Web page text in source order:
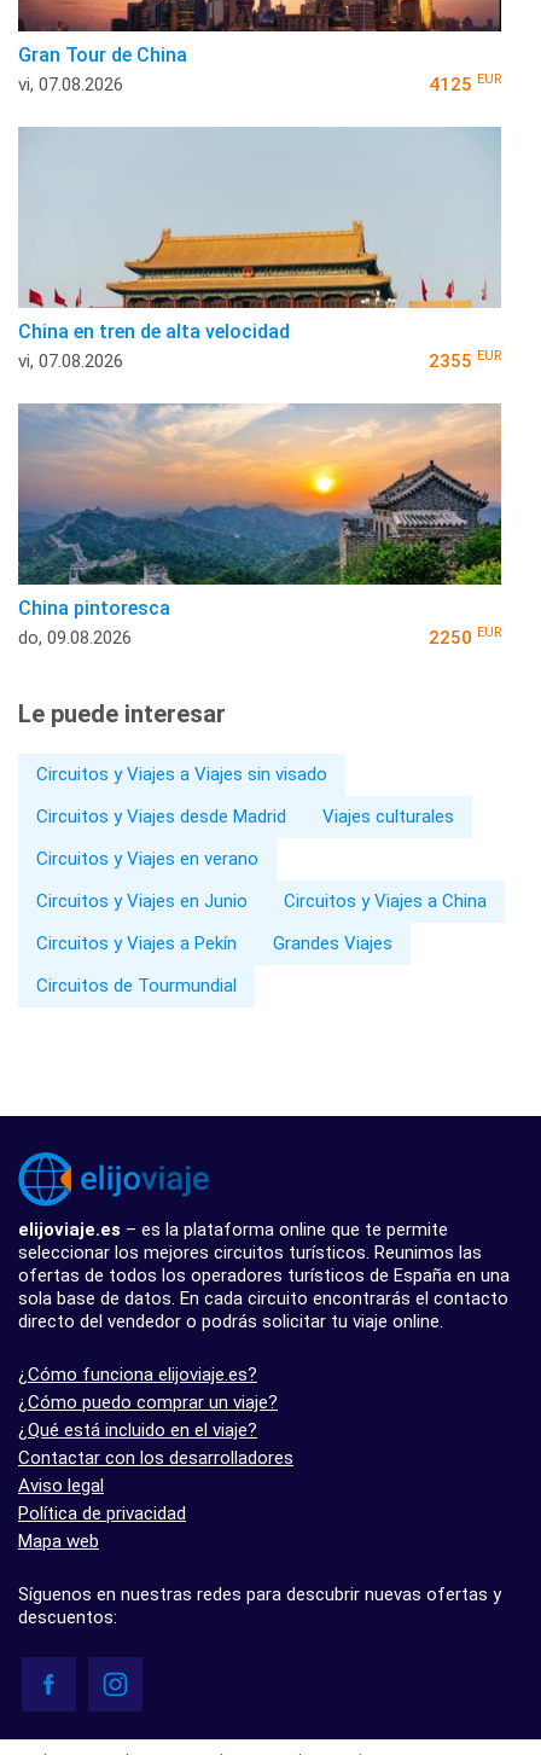
Gran Tour de China
vi, 07.08.2026 4125 EUR
China en tren de alta velocidad
vi, 07.08.2026 2355 EUR
China pintoresca
do, 09.08.2026 2250 EUR
Le puede interesar
Circuitos y Viajes a Viajes sin visado
Circuitos y Viajes desde Madrid
Viajes culturales
Circuitos y Viajes en verano
Circuitos y Viajes en Junio
Circuitos y Viajes a China
Circuitos y Viajes a Pekín
Grandes Viajes
Circuitos de Tourmundial
elijoviaje.es – es la plataforma online que te permite
seleccionar los mejores circuitos turísticos. Reunimos las
ofertas de todos los operadores turísticos de España en una
sola base de datos. En cada circuito encontrarás el contacto
directo del vendedor o podrás solicitar tu viaje online.
¿Cómo funciona elijoviaje.es?
¿Cómo puedo comprar un viaje?
¿Qué está incluido en el viaje?
Contactar con los desarrolladores
Aviso legal
Política de privacidad
Mapa web
Síguenos en nuestras redes para descubrir nuevas ofertas y
descuentos: